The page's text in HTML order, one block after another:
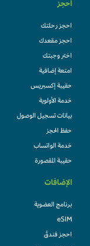
احجز
احجز رحلتك
احجز مقعدك
اختر وجبتك
امتعة إضافية
حقيبة إكسبريس
خدمة الأولوية
بيانات تسجيل الوصول
حفظ الحجز
خدمة الواتساب
حقيبة المقصورة
الإضافات
برنامج العضوية
eSIM
احجز فندقً